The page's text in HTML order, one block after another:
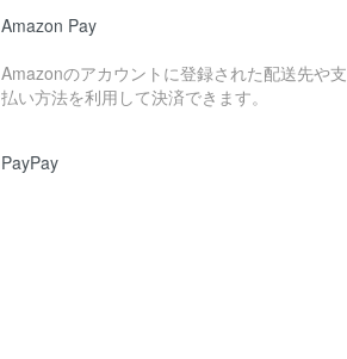
Amazon Pay
Amazonのアカウントに登録された配送先や支
払い方法を利用して決済できます。
PayPay